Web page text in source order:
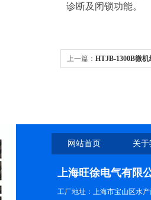
诊断及闭锁功能。
上一篇： HTJB-1300B微
网站首页 关
上海旺徐电气有限
工厂地址：上海市宝山区水产